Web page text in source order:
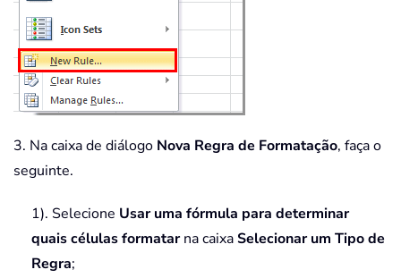
3. Na caixa de diálogo Nova Regra de Formatação, faça o
seguinte.
1). Selecione Usar uma fórmula para determinar
quais células formatarna caixaSelecionar um Tipo de
Regra;